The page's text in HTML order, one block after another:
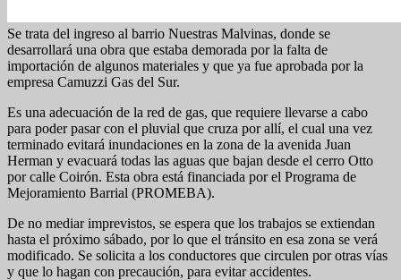
Se trata del ingreso al barrio Nuestras Malvinas, donde se
desarrollará una obra que estaba demorada por la falta de
importación de algunos materiales y que ya fue aprobada por la
empresa Camuzzi Gas del Sur.
Es una adecuación de la red de gas, que requiere llevarse a cabo
para poder pasar con el pluvial que cruza por allí, el cual una vez
terminado evitará inundaciones en la zona de la avenida Juan
Herman y evacuará todas las aguas que bajan desde el cerro Otto
por calle Coirón. Esta obra está financiada por el Programa de
Mejoramiento Barrial (PROMEBA).
De no mediar imprevistos, se espera que los trabajos se extiendan
hasta el próximo sábado, por lo que el tránsito en esa zona se verá
modificado. Se solicita a los conductores que circulen por otras vías
y que lo hagan con precaución, para evitar accidentes.